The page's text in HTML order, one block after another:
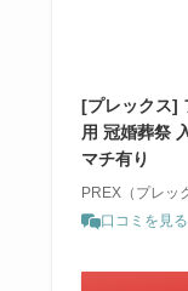
[プレックス]
用 冠婚葬祭
マチ有り
PREX（プレッ
口コミを見る